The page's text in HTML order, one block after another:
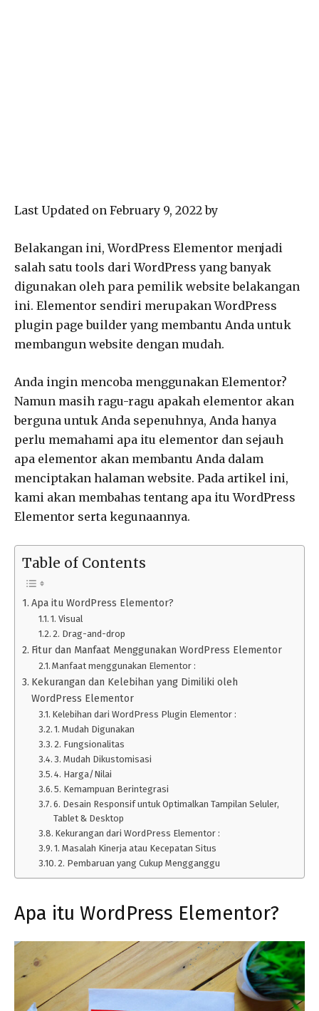
Last Updated on February 9, 2022 by
Belakangan ini, WordPress Elementor menjadi
salah satu tools dari WordPress yang banyak
digunakan oleh para pemilik website belakangan
ini. Elementor sendiri merupakan WordPress
plugin page builder yang membantu Anda untuk
membangun website dengan mudah.
Anda ingin mencoba menggunakan Elementor?
Namun masih ragu-ragu apakah elementor akan
berguna untuk Anda sepenuhnya, Anda hanya
perlu memahami apa itu elementor dan sejauh
apa elementor akan membantu Anda dalam
menciptakan halaman website. Pada artikel ini,
kami akan membahas tentang apa itu WordPress
Elementor serta kegunaannya.
Table of Contents
Apa itu WordPress Elementor?
1. Visual
2. Drag-and-drop
Fitur dan Manfaat Menggunakan WordPress Elementor
Manfaat menggunakan Elementor :
Kekurangan dan Kelebihan yang Dimiliki oleh
WordPress Elementor
Kelebihan dari WordPress Plugin Elementor :
1. Mudah Digunakan
2. Fungsionalitas
3. Mudah Dikustomisasi
4. Harga/Nilai
5. Kemampuan Berintegrasi
6. Desain Responsif untuk Optimalkan Tampilan Seluler,
Tablet & Desktop
Kekurangan dari WordPress Elementor :
1. Masalah Kinerja atau Kecepatan Situs
2. Pembaruan yang Cukup Mengganggu
Apa itu WordPress Elementor?